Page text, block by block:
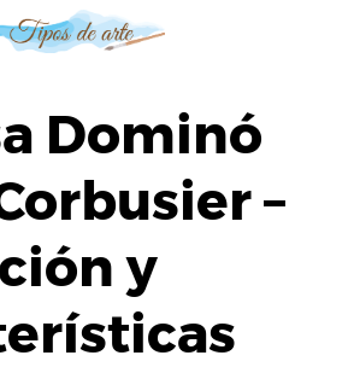
Dominó
–
y